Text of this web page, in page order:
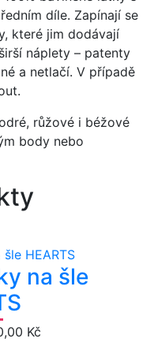
díle. Zapínají se
které jim dodávají
náplety – patenty
a netlačí. V případě
růžové i béžové
body nebo
na šle
Kč